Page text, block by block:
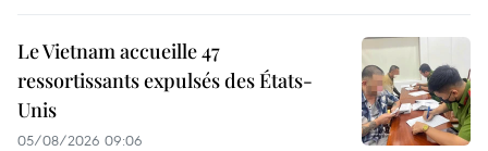
Le Vietnam accueille 47
ressortissants expulsés des États-
Unis
05/08/2026 09:06